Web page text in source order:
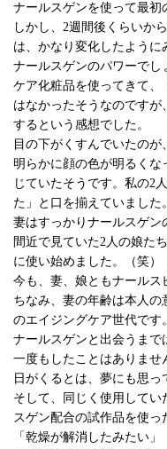
ナールスゲンを使って最初
しかし、2週間後くらいか
は、かなり変化したように
ナールスゲンのパワーでし
ケア化粧品を使ってきて
はなかったそうなのです
するという感想でした。
目の下がくすんでいたの
明らかに顔の色が明るく
じていたそうです。私の2
た」と口を揃えていました。
妻はすっかりナールスゲン
間近で見ていた2人の娘た
に使い始めました。（笑）
今も、妻、娘ともナールス
ちなみ、妻の年齢は本人
のエイジングケア世代です。
ナールスゲンと出会うまで
一度もしたことはありませ
日がくるとは、夢にも思っ
そして、同じく使用して
スゲン配合の試作品を使っ
「乾燥が解消したみたい」